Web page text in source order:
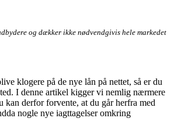
og dækker ikke nødvendgivis hele markedet
klogere på de nye lån på nettet, så er du
I denne artikel kigger vi nemlig nærmere
kan derfor forvente, at du går herfra med
nogle nye iagttagelser omkring